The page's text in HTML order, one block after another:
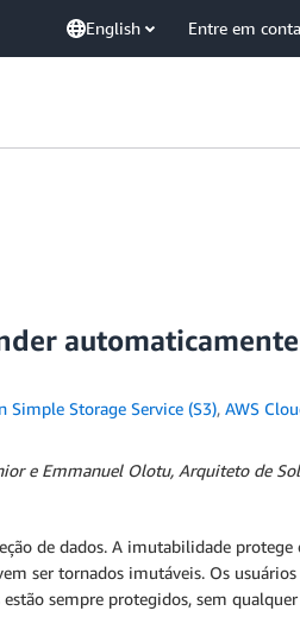
English Entre em
Simple Storage Service (S3), AWS
e Emmanuel Olotu, Arquiteto de
de dados. A imutabilidade
ser tornados imutáveis. Os
sempre protegidos, sem